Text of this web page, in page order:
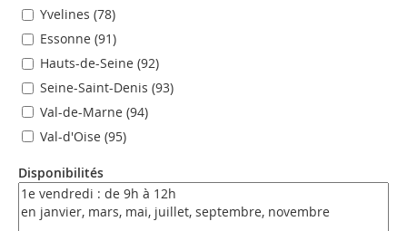
Yvelines (78)
Essonne (91)
Hauts-de-Seine (92)
Seine-Saint-Denis (93)
Val-de-Marne (94)
Val-d'Oise (95)
Disponibilités